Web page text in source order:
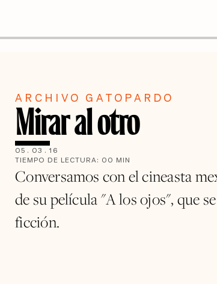
ARCHIVO GATOPARDO
Mirar al otro
05 . 03 . 16
TIEMPO DE LECTURA: 00 MIN
Conversamos con el cineasta
de su película "A los ojos", que
ficción.